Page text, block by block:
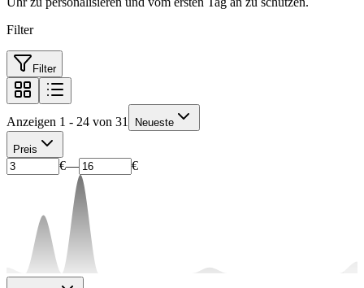
Filter
Filter
Anzeigen 1 - 24 von 31 Neueste
Preis
€— €